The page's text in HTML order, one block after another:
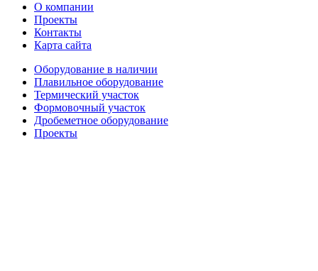
О компании
Проекты
Контакты
Карта сайта
Оборудование в наличии
Плавильное оборудование
Термический участок
Формовочный участок
Дробеметное оборудование
Проекты